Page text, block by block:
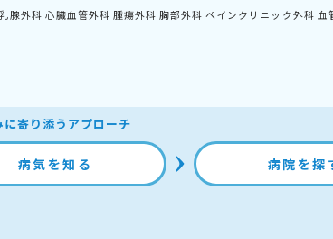
腺外科 心臓血管外科 腫瘍外科 胸部外科 ペインクリニック外科 血
に寄り添うアプローチ
病気を知る 病院を探